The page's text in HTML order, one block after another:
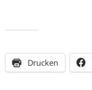
Drucken